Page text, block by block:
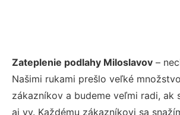
Zateplenie podlahy Miloslavov –
Našimi rukami prešlo veľké
zákazníkov a budeme veľmi radi, ak
aj vy. Každému zákazníkovi sa